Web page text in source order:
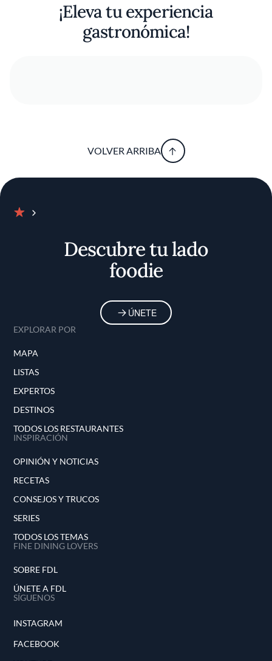
¡Eleva tu experiencia
gastronómica!
VOLVER ARRIBA
Descubre tu lado
foodie
ÚNETE
EXPLORAR POR
MAPA
LISTAS
EXPERTOS
DESTINOS
TODOS LOS RESTAURANTES
INSPIRACIÓN
OPINIÓN Y NOTICIAS
RECETAS
CONSEJOS Y TRUCOS
SERIES
TODOS LOS TEMAS
FINE DINING LOVERS
SOBRE FDL
ÚNETE A FDL
SÍGUENOS
INSTAGRAM
FACEBOOK